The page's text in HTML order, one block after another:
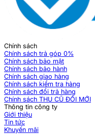
Chính sách
Chính sách trả góp 0%
Chính sách bảo mật
Chính sách bảo hành
Chính sách giao hàng
Chính sách kiểm tra hàng
Chính sách đổi trả hàng
Chính sách THU CŨ ĐỔI MỚI
Thông tin công ty
Giới thiệu
Tin tức
Khuyến mãi